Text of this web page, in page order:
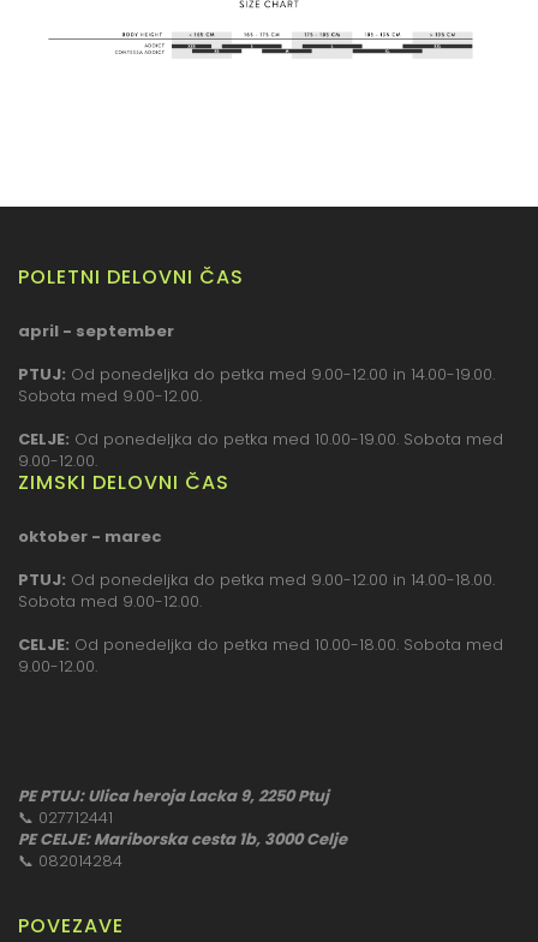
POLETNI DELOVNI ČAS
april - september
PTUJ: Od ponedeljka do petka med 9.00-12.00 in 14.00-19.00.
Sobota med 9.00-12.00.
CELJE: Od ponedeljka do petka med 10.00-19.00. Sobota med
9.00-12.00.
ZIMSKI DELOVNI ČAS
oktober - marec
PTUJ: Od ponedeljka do petka med 9.00-12.00 in 14.00-18.00.
Sobota med 9.00-12.00.
CELJE: Od ponedeljka do petka med 10.00-18.00. Sobota med
9.00-12.00.
PE PTUJ: Ulica heroja Lacka 9, 2250 Ptuj
📞 027712441
PE CELJE: Mariborska cesta 1b, 3000 Celje
📞 082014284
POVEZAVE